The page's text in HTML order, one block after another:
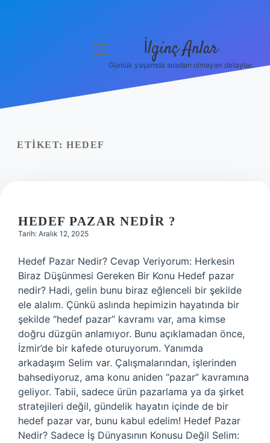
Yasal Uyarı
menüyü
İlginç Anlar
Günlük yaşamda sıradan olmayan detaylar.
ETIKET: HEDEF
HEDEF PAZAR NEDIR ?
Tarih: Aralık 12, 2025
Hedef Pazar Nedir? Cevap Veriyorum: Herkesin
Biraz Düşünmesi Gereken Bir Konu Hedef pazar
nedir? Hadi, gelin bunu biraz eğlenceli bir şekilde
ele alalım. Çünkü aslında hepimizin hayatında bir
şekilde “hedef pazar” kavramı var, ama kimse
doğru düzgün anlamıyor. Bunu açıklamadan önce,
İzmir’de bir kafede oturuyorum. Yanımda
arkadaşım Selim var. Çalışmalarından, işlerinden
bahsediyoruz, ama konu aniden “pazar” kavramına
geliyor. Tabii, sadece ürün pazarlama ya da şirket
stratejileri değil, gündelik hayatın içinde de bir
hedef pazar var, bunu kabul edelim! Hedef Pazar
Nedir? Sadece İş Dünyasının Konusu Değil Selim: